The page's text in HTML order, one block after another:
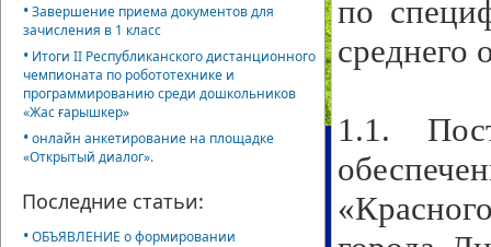
•Завершение приема документов для
зачисления в 1 класс
• Итоги II Республиканского дистанционного
чемпионата по робототехнике и
программированию среди дошкольников
«Жас ғарышкер»
•онлайн анкетирование на площадке
«Открытый диалог».
Последние статьи:
•ОБЪЯВЛЕНИЕ о формировании
по
среднего
1.1.